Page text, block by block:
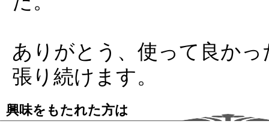
ありがとう、使って良か
張り続けます。
興味をもたれた方は